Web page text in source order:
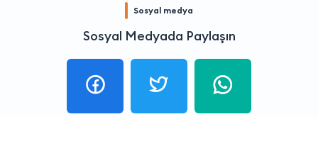
Sosyal medya
Sosyal Medyada Paylaşın